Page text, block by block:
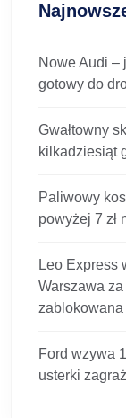
Nowe Audi –
gotowy do
Gwałtowny
kilkadziesiąt
Paliwowy
powyżej 7 zł
Leo Express
Warszawa za
zablokowana
Ford wzywa
usterki